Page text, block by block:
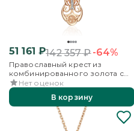
51 161 ₽142 357₽-64%
Православный крест из
комбинированного золота с
фианитами
Нет оценок
В корзину